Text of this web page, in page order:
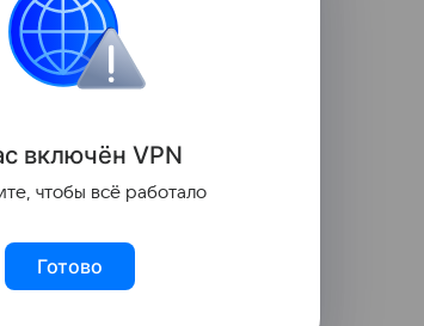
включён VPN
чтобы всё работало
Готово